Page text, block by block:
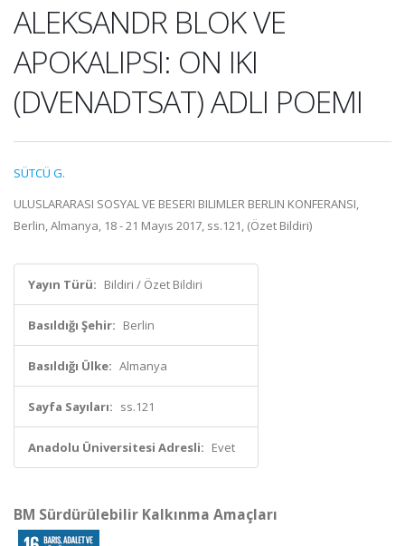
ALEKSANDR BLOK VE
APOKALIPSI: ON IKI
(DVENADTSAT) ADLI POEMI
SÜTCÜ G.
ULUSLARARASI SOSYAL VE BESERI BILIMLER BERLIN KONFERANSI,
Berlin, Almanya, 18 - 21 Mayıs 2017, ss.121, (Özet Bildiri)
Yayın Türü: Bildiri / Özet Bildiri
Basıldığı Şehir: Berlin
Basıldığı Ülke: Almanya
Sayfa Sayıları: ss.121
Anadolu Üniversitesi Adresli: Evet
BM Sürdürülebilir Kalkınma Amaçları